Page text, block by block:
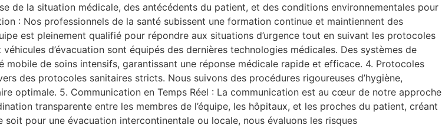
de la situation médicale, des antécédents du patient, et des conditions environnementales pour
: Nos professionnels de la santé subissent une formation continue et maintiennent des
est pleinement qualifié pour répondre aux situations d’urgence tout en suivant les protocoles
d’évacuation sont équipés des dernières technologies médicales. Des systèmes de
mobile de soins intensifs, garantissant une réponse médicale rapide et efficace. 4. Protocoles
des protocoles sanitaires stricts. Nous suivons des procédures rigoureuses d’hygiène,
optimale. 5. Communication en Temps Réel : La communication est au cœur de notre approche
transparente entre les membres de l’équipe, les hôpitaux, et les proches du patient, créant
pour une évacuation intercontinentale ou locale, nous évaluons les risques